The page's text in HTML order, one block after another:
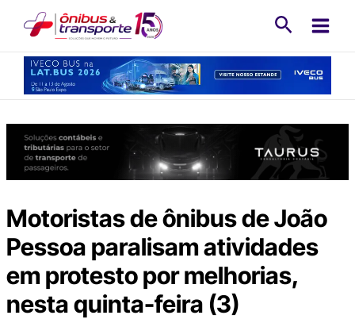
conteúdo
Motoristas de ônibus de João
Pessoa paralisam atividades
em protesto por melhorias,
nesta quinta-feira (3)